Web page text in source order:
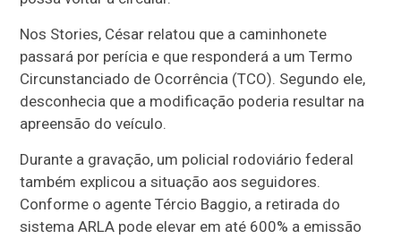
Nos Stories, César relatou que a caminhonete
passará por perícia e que responderá a um Termo
Circunstanciado de Ocorrência (TCO). Segundo ele,
desconhecia que a modificação poderia resultar na
apreensão do veículo.
Durante a gravação, um policial rodoviário federal
também explicou a situação aos seguidores.
Conforme o agente Tércio Baggio, a retirada do
sistema ARLA pode elevar em até 600% a emissão